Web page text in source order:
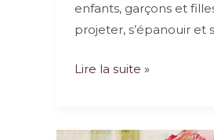
enfants, garçons et
projeter, s’épanouir et
Les
se
Lire la suite »